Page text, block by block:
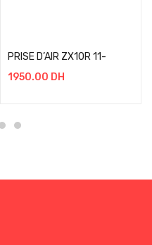
PRISE D’AIR ZX10R 11-
1950.00 DH